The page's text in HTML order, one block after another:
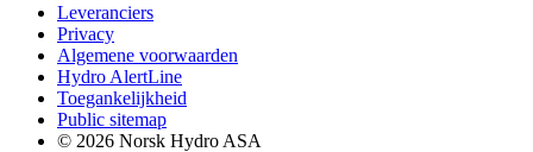
Leveranciers
Privacy
Algemene voorwaarden
Hydro AlertLine
Toegankelijkheid
Public sitemap
© 2026 Norsk Hydro ASA